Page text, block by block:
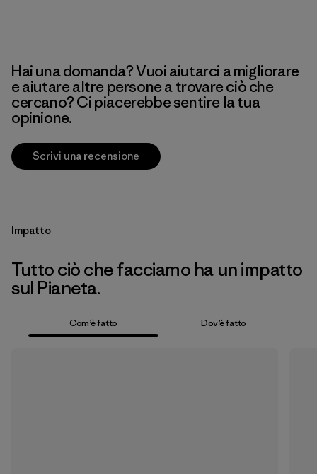
Hai una domanda? Vuoi aiutarci a migliorare
e aiutare altre persone a trovare ciò che
cercano? Ci piacerebbe sentire la tua
opinione.
Scrivi una recensione
Impatto
Tutto ciò che facciamo ha un impatto
sul Pianeta.
Com’è fatto Dov’è fatto